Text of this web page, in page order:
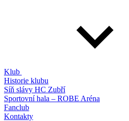
Klub
Historie klubu
Síň slávy HC Zubří
Sportovní hala – ROBE Aréna
Fanclub
Kontakty